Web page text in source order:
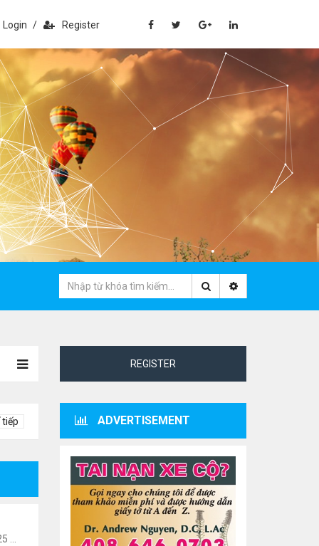
Login / Register
tiếp
REGISTER
ADVERTISEMENT